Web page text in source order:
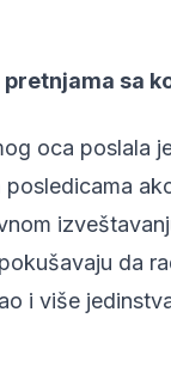
sa
oca poslala
da
i više